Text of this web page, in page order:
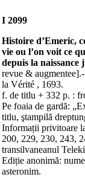
I 2099
Histoire d’Emeric,
vie ou l’on voit ce
depuis la naissance
revue &
la Vérité , 1693.
f. de titlu + 332 p. :
Pe foaia de gardă:
titlu, ştampilă
Informații privitoare
200, 229, 230, 243,
transilvaneanul Teleki
Ediție anonimă:
asteronim.